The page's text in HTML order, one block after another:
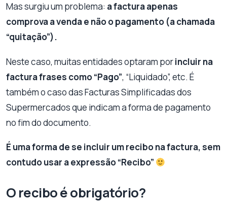
Mas surgiu um problema: a factura apenas
comprova a venda e não o pagamento (a chamada
“quitação”).
Neste caso, muitas entidades optaram porincluir na
factura frases como “Pago”, “Liquidado”, etc. É
também o caso das Facturas Simplificadas dos
Supermercados que indicam a forma de pagamento
no fim do documento.
É uma forma de se incluir um recibo na factura, sem
contudo usar a expressão “Recibo”
O recibo é obrigatório?